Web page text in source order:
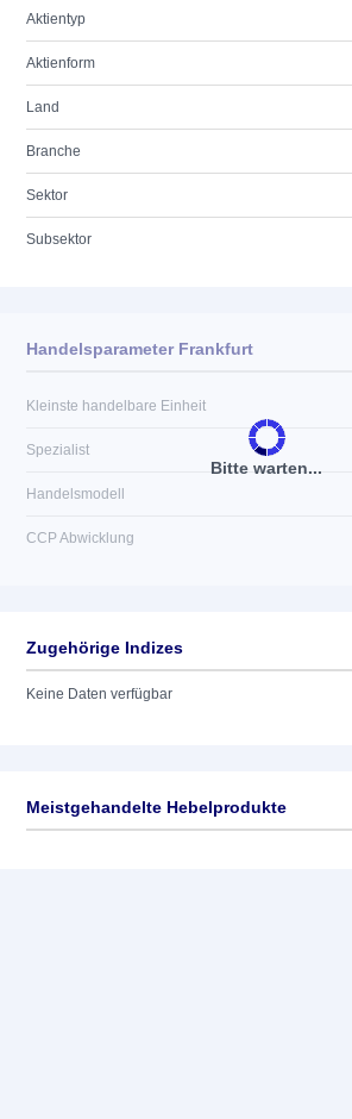
Aktientyp
Aktienform
Land
Branche
Sektor
Subsektor
Bitte warten...
Handelsparameter Frankfurt
Kleinste handelbare Einheit
Spezialist
Handelsmodell
CCP Abwicklung
Zugehörige Indizes
Keine Daten verfügbar
Meistgehandelte Hebelprodukte